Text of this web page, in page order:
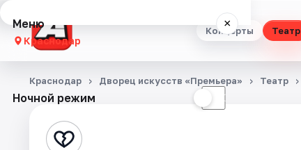
Концерты Театр
Меню ×
Краснодар
Концерты
Стендап
Ночной режим ☾
Краснодар Дворец искусств «Премьера» Театр